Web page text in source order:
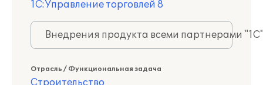
1С:Управление торговлей 8
Внедрения продукта всеми партнерами
Отрасль / Функциональная задача
Строительство